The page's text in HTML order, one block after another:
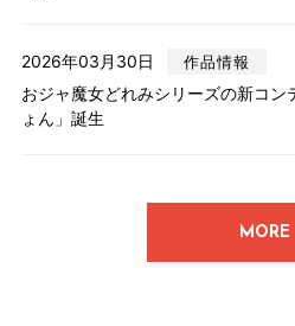
2026年03月30日 作品情報
おジャ魔女どれみシリーズの新コン
ょん」誕生
適時開示MORE